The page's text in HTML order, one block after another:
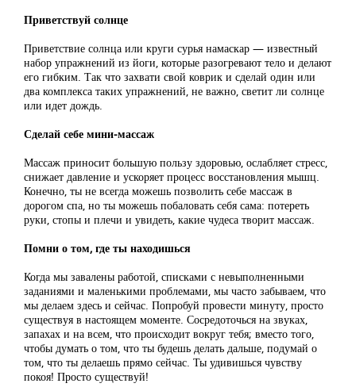
Приветствуй солнце
Приветствие солнца или круги сурья намаскар — известный
набор упражнений из йоги, которые разогревают тело и делают
его гибким. Так что захвати свой коврик и сделай один или
два комплекса таких упражнений, не важно, светит ли солнце
или идет дождь.
Сделай себе мини-массаж
Массаж приносит большую пользу здоровью, ослабляет стресс,
снижает давление и ускоряет процесс восстановления мышц.
Конечно, ты не всегда можешь позволить себе массаж в
дорогом спа, но ты можешь побаловать себя сама: потереть
руки, стопы и плечи и увидеть, какие чудеса творит массаж.
Помни о том, где ты находишься
Когда мы завалены работой, списками с невыполненными
заданиями и маленькими проблемами, мы часто забываем, что
мы делаем здесь и сейчас. Попробуй провести минуту, просто
существуя в настоящем моменте. Сосредоточься на звуках,
запахах и на всем, что происходит вокруг тебя; вместо того,
чтобы думать о том, что ты будешь делать дальше, подумай о
том, что ты делаешь прямо сейчас. Ты удивишься чувству
покоя! Просто существуй!